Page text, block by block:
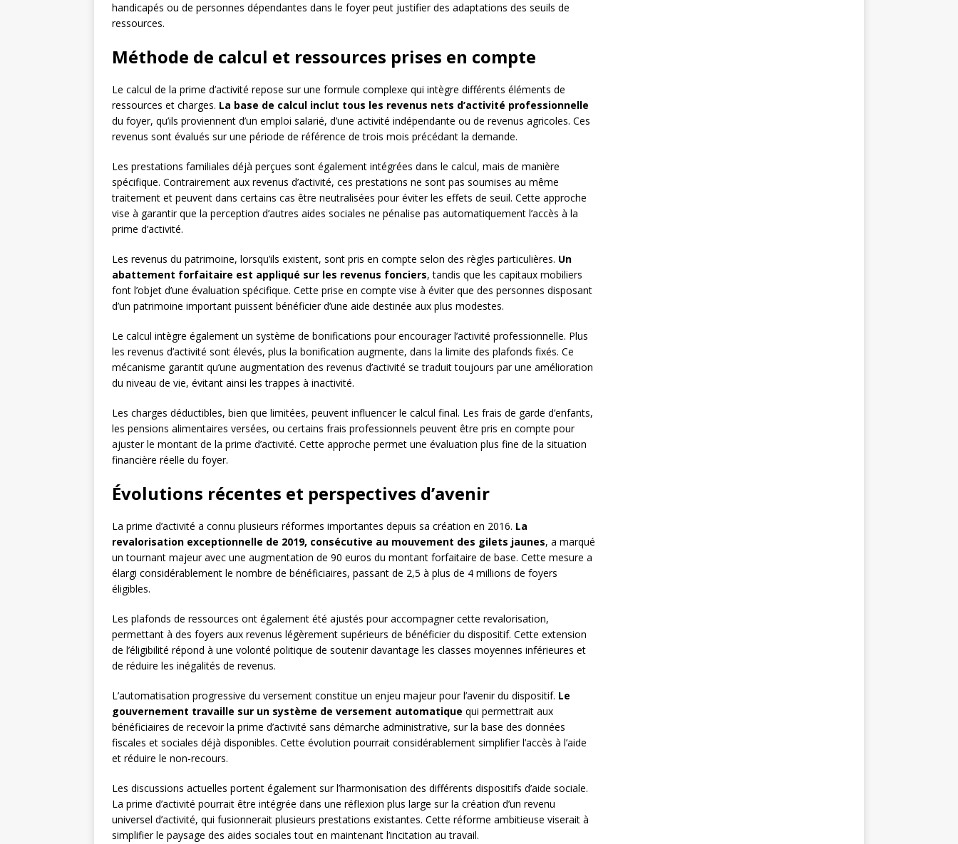
handicapés ou de personnes dépendantes dans le foyer peut justifier des adaptations des seuils de
ressources.
Méthode de calcul et ressources prises en compte
Le calcul de la prime d’activité repose sur une formule complexe qui intègre différents éléments de
ressources et charges. La base de calcul inclut tous les revenus nets d’activité professionnelle
du foyer, qu’ils proviennent d’un emploi salarié, d’une activité indépendante ou de revenus agricoles. Ces
revenus sont évalués sur une période de référence de trois mois précédant la demande.
Les prestations familiales déjà perçues sont également intégrées dans le calcul, mais de manière
spécifique. Contrairement aux revenus d’activité, ces prestations ne sont pas soumises au même
traitement et peuvent dans certains cas être neutralisées pour éviter les effets de seuil. Cette approche
vise à garantir que la perception d’autres aides sociales ne pénalise pas automatiquement l’accès à la
prime d’activité.
Les revenus du patrimoine, lorsqu’ils existent, sont pris en compte selon des règles particulières. Un
abattement forfaitaire est appliqué sur les revenus fonciers, tandis que les capitaux mobiliers
font l’objet d’une évaluation spécifique. Cette prise en compte vise à éviter que des personnes disposant
d’un patrimoine important puissent bénéficier d’une aide destinée aux plus modestes.
Le calcul intègre également un système de bonifications pour encourager l’activité professionnelle. Plus
les revenus d’activité sont élevés, plus la bonification augmente, dans la limite des plafonds fixés. Ce
mécanisme garantit qu’une augmentation des revenus d’activité se traduit toujours par une amélioration
du niveau de vie, évitant ainsi les trappes à inactivité.
Les charges déductibles, bien que limitées, peuvent influencer le calcul final. Les frais de garde d’enfants,
les pensions alimentaires versées, ou certains frais professionnels peuvent être pris en compte pour
ajuster le montant de la prime d’activité. Cette approche permet une évaluation plus fine de la situation
financière réelle du foyer.
Évolutions récentes et perspectives d’avenir
La prime d’activité a connu plusieurs réformes importantes depuis sa création en 2016. La
revalorisation exceptionnelle de 2019, consécutive au mouvement des gilets jaunes, a marqué
un tournant majeur avec une augmentation de 90 euros du montant forfaitaire de base. Cette mesure a
élargi considérablement le nombre de bénéficiaires, passant de 2,5 à plus de 4 millions de foyers
éligibles.
Les plafonds de ressources ont également été ajustés pour accompagner cette revalorisation,
permettant à des foyers aux revenus légèrement supérieurs de bénéficier du dispositif. Cette extension
de l’éligibilité répond à une volonté politique de soutenir davantage les classes moyennes inférieures et
de réduire les inégalités de revenus.
L’automatisation progressive du versement constitue un enjeu majeur pour l’avenir du dispositif. Le
gouvernement travaille sur un système de versement automatique qui permettrait aux
bénéficiaires de recevoir la prime d’activité sans démarche administrative, sur la base des données
fiscales et sociales déjà disponibles. Cette évolution pourrait considérablement simplifier l’accès à l’aide
et réduire le non-recours.
Les discussions actuelles portent également sur l’harmonisation des différents dispositifs d’aide sociale.
La prime d’activité pourrait être intégrée dans une réflexion plus large sur la création d’un revenu
universel d’activité, qui fusionnerait plusieurs prestations existantes. Cette réforme ambitieuse viserait à
simplifier le paysage des aides sociales tout en maintenant l’incitation au travail.